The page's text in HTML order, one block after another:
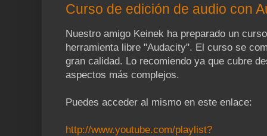
Curso de edición de audio con
Nuestro amigo Keinek ha preparado un
herramienta libre "Audacity". El curso se
gran calidad. Lo recomiendo ya que cubre
aspectos más complejos.
Puedes acceder al mismo en este enlace:
http://www.youtube.com/playlist?